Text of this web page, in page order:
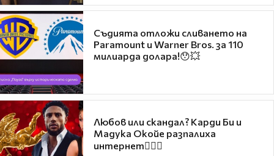
Съдията отложи сливането на
Paramount и Warner Bros. за 110
милиарда долара!😯💥
Любов или скандал? Карди Би и
Мадука Окойе разпалиха
интернет❤️‍🔥🔥